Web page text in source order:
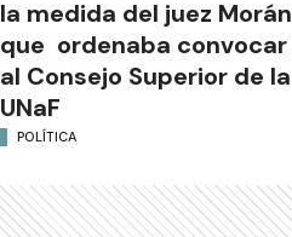
la medida del juez Morán
que ordenaba convocar
al Consejo Superior de la
UNaF
POLÍTICA